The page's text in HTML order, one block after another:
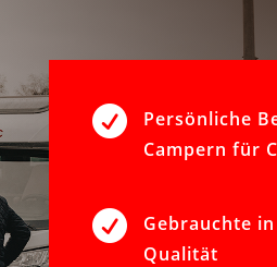

Persönliche
Campern für

Gebrauchte
Qualität